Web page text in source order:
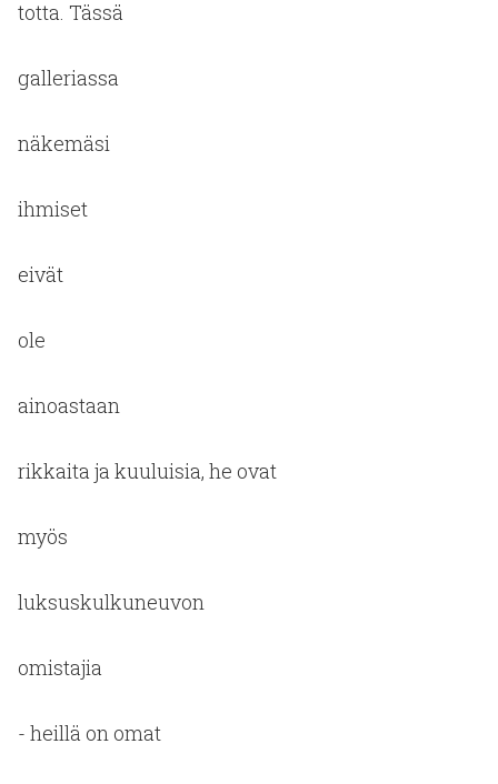
totta. Tässä
galleriassa
näkemäsi
ihmiset
eivät
ole
ainoastaan
rikkaita ja kuuluisia, he ovat
myös
luksuskulkuneuvon
omistajia
- heillä on omat